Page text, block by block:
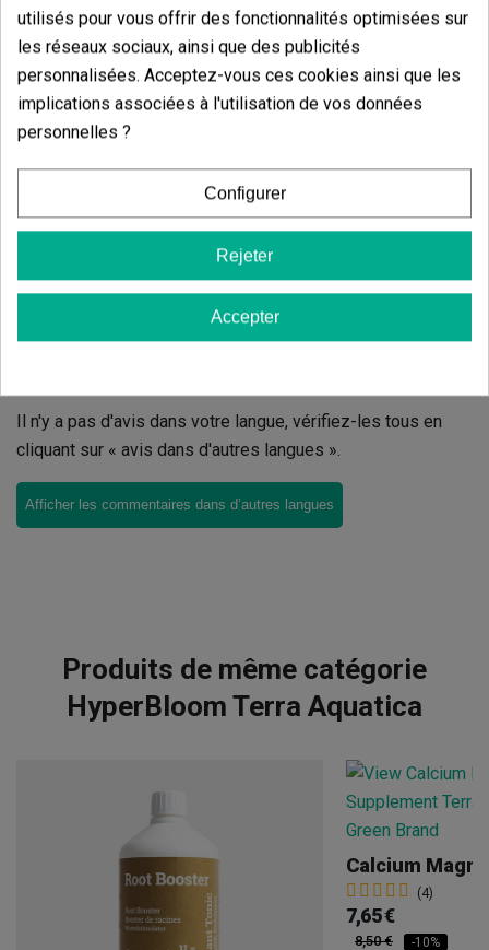
3 étoiles
0.00%
2 étoiles
1 étoiles
0.00%
Commentaires surHyperBloom Terra
Il n'y a pas d'avis dans votre langue, vérifiez-les tous en
cliquant sur « avis dans d'autres langues ».
Afficher les commentaires dans d’autres langues
Produits de même catégorie
HyperBloom Terra Aquatica
(4)
7,65 €
8,50 € -10%
utilisés pour vous offrir des fonctionnalités optimisées sur
les réseaux sociaux, ainsi que des publicités
personnalisées. Acceptez-vous ces cookies ainsi que les
implications associées à l'utilisation de vos données
personnelles ?
Configurer
Rejeter
Accepter